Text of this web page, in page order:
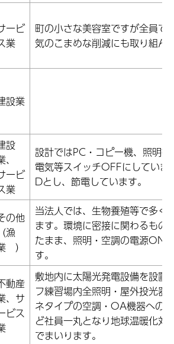
ービ
業
町の小さな美容室ですが全員で
気のこまめな削減にも取り組ん
設業
設
、
ービ
業
設計ではPC・コピー機、照明
電気等スイッチOFFにしていま
Dとし、節電しています。
の他
（漁
）
当法人では、生物養殖等で多く
ます。環境に密接に関わるもの
たまま、照明・空調の電源ON
す。
動産
、サ
ビス
敷地内に太陽光発電設備を設置
フ練習場内全照明・屋外投光器
ネタイプの空調・OA機器への
ど社員一丸となり地球温暖化
でまいります。